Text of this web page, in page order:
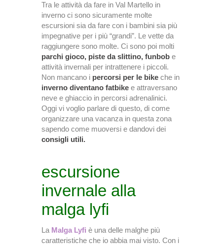
Tra le attività da fare in Val Martello in
inverno ci sono sicuramente molte
escursioni sia da fare con i bambini sia più
impegnative per i più “grandi”. Le vette da
raggiungere sono molte. Ci sono poi molti
parchi gioco, piste da slittino, funbob e
attività invernali per intrattenere i piccoli.
Non mancano i percorsi per le bike che in
inverno diventano fatbike e attraversano
neve e ghiaccio in percorsi adrenalinici.
Oggi vi voglio parlare di questo, di come
organizzare una vacanza in questa zona
sapendo come muoversi e dandovi dei
consigli utili.
escursione
invernale alla
malga lyfi
La Malga Lyfi è una delle malghe più
caratteristiche che io abbia mai visto. Con i